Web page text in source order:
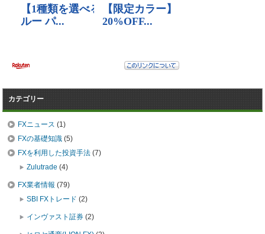
カテゴリー
FXニュース (1)
FXの基礎知識 (5)
FXを利用した投資手法 (7)
Zulutrade (4)
FX業者情報 (79)
SBI FXトレード (2)
インヴァスト証券 (2)